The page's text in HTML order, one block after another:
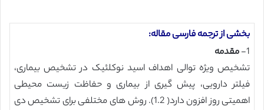
بخشی از ترجمه فارسی مقاله:
1- مقدمه
تشخیص ویژه توالی اهداف اسید نوکلئیک در تشخیص بیماری،
فیلتر دارویی، پیش گیری از بیماری و حفاظت زیست محیطی
اهمیتی روز افزون دارد( 1.2). روش های مختلفی برای تشخیص دی